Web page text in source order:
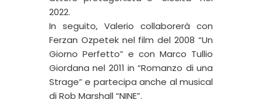
2022.
In seguito, Valerio collaborerà con
Ferzan Ozpetek nel film del 2008 “Un
Giorno Perfetto” e con Marco Tullio
Giordana nel 2011 in “Romanzo di una
Strage” e partecipa anche al musical
di Rob Marshall “NINE”.